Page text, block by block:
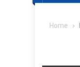
Home